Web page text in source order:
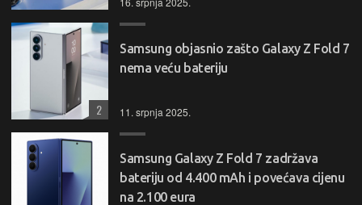
Samsung objasnio zašto Galaxy Z Fold 7
nema veću bateriju
11. srpnja 2025.
2
Samsung Galaxy Z Fold 7 zadržava
bateriju od 4.400 mAh i povećava cijenu
na 2.100 eura